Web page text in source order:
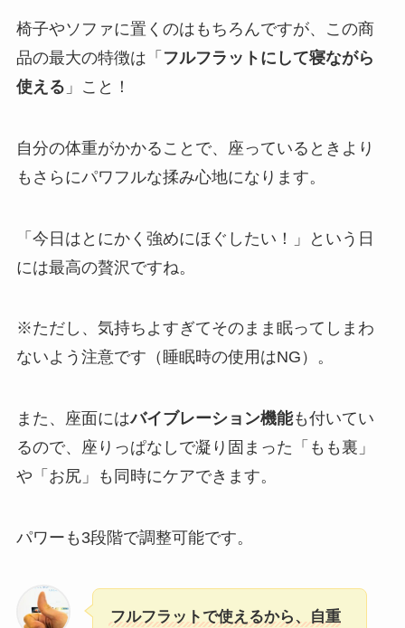
椅子やソファに置くのはもちろんですが、この商
品の最大の特徴は「 フルフラットにして寝ながら
使える 」こと！
自分の体重がかかることで、座っているときより
もさらにパワフルな揉み心地になります。
「今日はとにかく強めにほぐしたい！」という日
には最高の贅沢ですね。
※ただし、気持ちよすぎてそのまま眠ってしまわ
ないよう注意です（睡眠時の使用はNG）。
また、座面にはバイブレーション機能も付いてい
るので、座りっぱなしで凝り固まった「もも裏」
や「お尻」も同時にケアできます。
パワーも3段階で調整可能です。
フルフラットで使えるから、自重